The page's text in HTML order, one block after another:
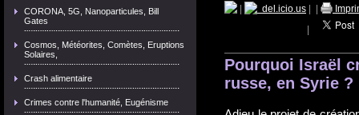
CORONA, 5G, Nanoparticules, Bill
Gates
Cosmos, Météorites, Comètes, Eruptions
Solaires,
Crash alimentaire
Crimes contre l'humanité, Eugénisme
del.icio.us
Pourquoi Israël
russe, en Syrie ?